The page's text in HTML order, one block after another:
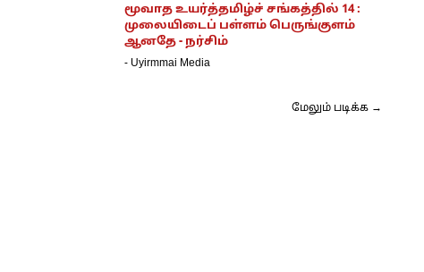
மூவாத உயர்த்தமிழ்ச் சங்கத்தில் 14 :
முலையிடைப் பள்ளம் பெருங்குளம்
ஆனதே - நர்சிம்
- Uyirmmai Media
மேலும் படிக்க →